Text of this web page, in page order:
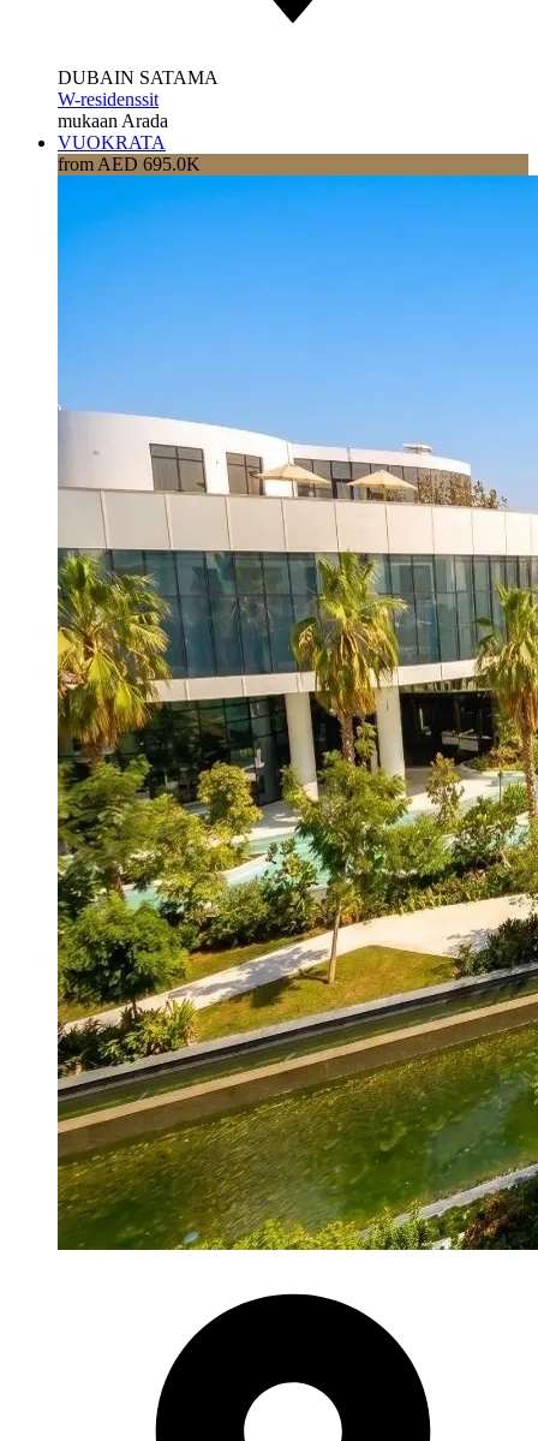
DUBAIN SATAMA
W-residenssit
mukaan Arada
VUOKRATA
from AED 695.0K